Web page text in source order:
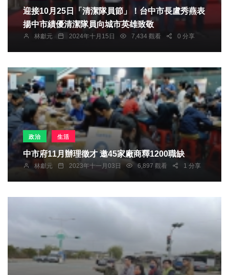
迎接10月25日「清潔隊員節」！台中市長盧秀燕表
揚中市績優清潔隊員向城市英雄致敬
林獻元 2024年十月15日 7,434 觀看 0 分享
政治 生活
中市府11月辦理徵才 邀45家廠商釋1200職缺
林獻元 2023年十一月03日 6,897 觀看 1 分享